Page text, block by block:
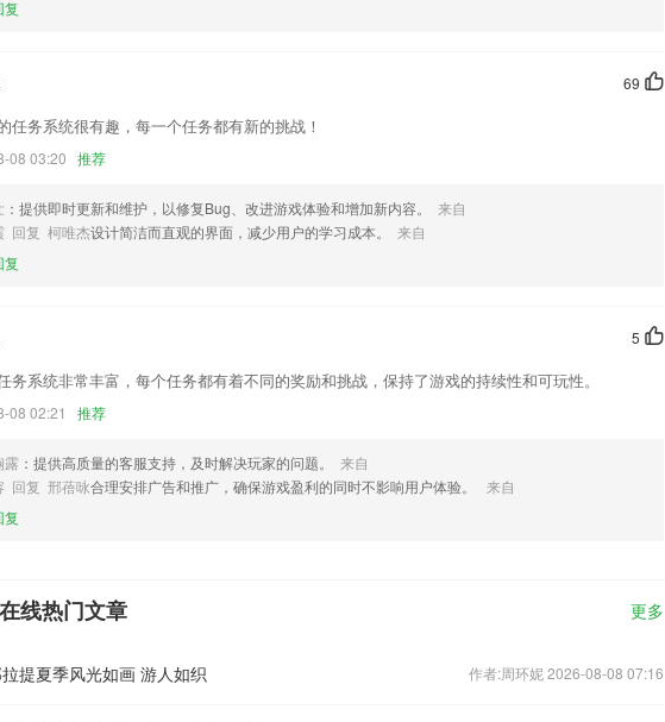
的对产品进行优化修改。
复
69
任务系统很有趣，每一个任务都有新的挑战！
08 03:20 推荐
：提供即时更新和维护，以修复Bug、改进游戏体验和增加新内容。
来自
回复 柯唯杰设计简洁而直观的界面，减少用户的学习成本。
来自
复
5
务系统非常丰富，每个任务都有着不同的奖励和挑战，保持了游戏的持续性和可玩性。
08 02:21 推荐
露 ：提供高质量的客服支持，及时解决玩家的问题。
来自
回复 邢蓓咏合理安排广告和推广，确保游戏盈利的同时不影响用户体验。
来自
复
线热门文章 更多
提夏季风光如画 游人如织 作者:周环妮 2026-08-08 07:16